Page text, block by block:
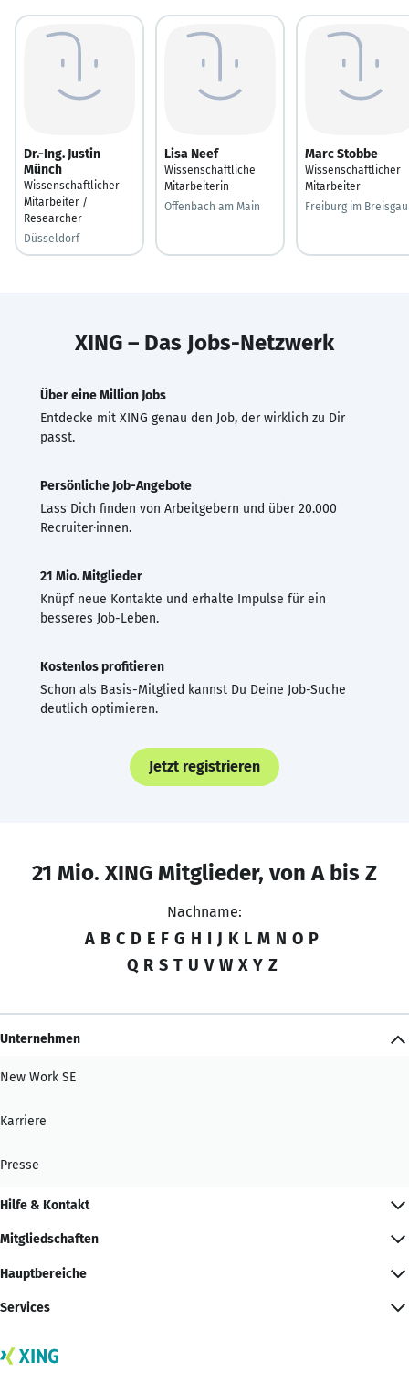
Dr.-Ing. Justin
Münch
Wissenschaftlicher
Mitarbeiter /
Researcher
Düsseldorf
Lisa Neef
Wissenschaftliche
Mitarbeiterin
Offenbach am Main
Marc Stobbe
Wissenschaftlicher
Mitarbeiter
Freiburg im Breisgau
XING – Das Jobs-Netzwerk
Über eine Million Jobs
Entdecke mit XING genau den Job, der wirklich zu Dir
passt.
Persönliche Job-Angebote
Lass Dich finden von Arbeitgebern und über 20.000
Recruiter·innen.
21 Mio. Mitglieder
Knüpf neue Kontakte und erhalte Impulse für ein
besseres Job-Leben.
Kostenlos profitieren
Schon als Basis-Mitglied kannst Du Deine Job-Suche
deutlich optimieren.
Jetzt registrieren
21 Mio. XING Mitglieder, von A bis Z
Nachname:
A B C D E F G H I J K L M N O P
Q R S T U V W X Y Z
Unternehmen
New Work SE
Karriere
Presse
Hilfe & Kontakt
Mitgliedschaften
Hauptbereiche
Services